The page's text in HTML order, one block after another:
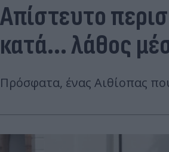
Απίστευτο
κατά... λάθος
Πρόσφατα, ένας Αιθίοπας